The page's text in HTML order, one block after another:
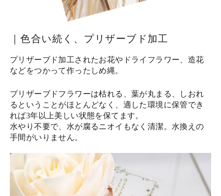
｜色合い続く、プリザーブド加工
プリザーブド加工されたお花やドライフラワー、造花
などをつかって作ったしめ縄。
プリザーブドフラワーは枯れる、葉が丸まる、しおれ
るということがほとんどなく、適した環境に保管でき
れば3年以上美しい状態を保てます。
水やり不要で、水が腐るニオイもなく清潔。水換えの
手間がいりません。